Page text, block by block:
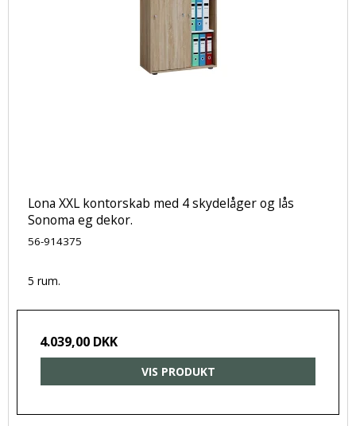
Lona XXL kontorskab med 4 skydelåger og lås
Sonoma eg dekor.
56-914375
5 rum.
4.039,00 DKK
VIS PRODUKT